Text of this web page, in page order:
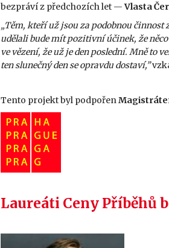
bezpráví z předchozích let —Vlasta
„Těm, kteří už jsou za podobnou činnost
udělali bude mít pozitivní účinek, že
ve vězení, že už je den poslední. Mně to
ten slunečný den se opravdu dostaví,”
Tento projekt byl podpořen
Laureáti Ceny Příběhů